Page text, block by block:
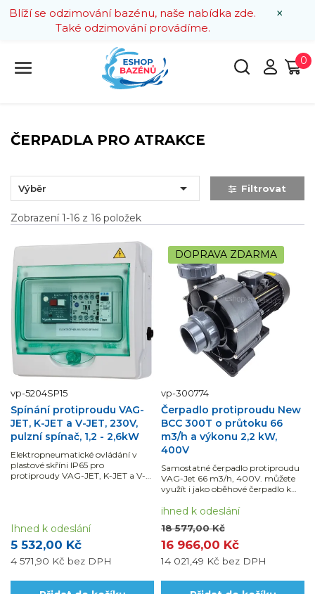
×
Blíží se odzimování bazénu, naše nabídka zde.
Také odzimování provádíme.
0
ČERPADLA PRO ATRAKCE
Výběr  Filtrovat
Zobrazení 1-16 z 16 položek
vp-5204SP15
Spínání protiproudu VAG-
JET, K-JET a V-JET, 230V,
pulzní spínač, 1,2 - 2,6kW
Elektropneumatické ovládání v
plastové skříni IP65 pro
protiproudy VAG-JET, K-JET a V-
5 532,00 Kč
4 571,90 Kč bez DPH
Ihned k odeslání
DOPRAVA ZDARMA
vp-300774
Čerpadlo protiproudu New
BCC 300T o průtoku 66
m3/h a výkonu 2,2 kW,
400V
Samostatné čerpadlo protiproudu
VAG-Jet 66 m3/h, 400V. můžete
využít i jako oběhové čerpadlo k
18 577,00 Kč
16 966,00 Kč
14 021,49 Kč bez DPH
ihned k odeslání